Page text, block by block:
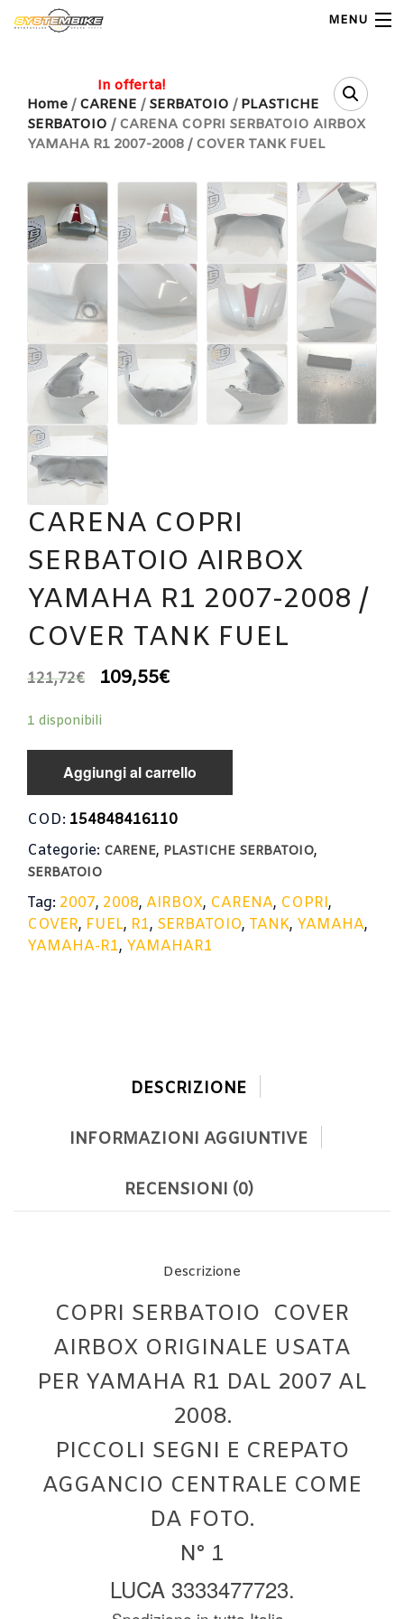
MENU
Home
Shop Ricambi
Note Generali
Carrello
Home / CARENE / SERBATOIO / PLASTICHE
SERBATOIO / CARENA COPRI SERBATOIO AIRBOX
YAMAHA R1 2007-2008 / COVER TANK FUEL
In offerta!
CARENA COPRI
SERBATOIO AIRBOX
YAMAHA R1 2007-2008 /
COVER TANK FUEL
121,72€ 109,55€
1 disponibili
Aggiungi al carrello
COD: 154848416110
Categorie: CARENE, PLASTICHE SERBATOIO,
SERBATOIO
Tag: 2007, 2008, AIRBOX, CARENA, COPRI,
COVER, FUEL, R1, SERBATOIO, TANK, YAMAHA,
YAMAHA-R1, YAMAHAR1
DESCRIZIONE
INFORMAZIONI AGGIUNTIVE
RECENSIONI (0)
Descrizione
COPRI SERBATOIO COVER
AIRBOX ORIGINALE USATA
PER YAMAHA R1 DAL 2007 AL
2008.
PICCOLI SEGNI E CREPATO
AGGANCIO CENTRALE COME
DA FOTO.
N° 1
LUCA 3333477723.